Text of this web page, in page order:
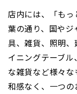
店内には、「も
葉の通り、国や
具、雑貨、照明
イニングテーブ
な雑貨など様々
和感なく、一つの